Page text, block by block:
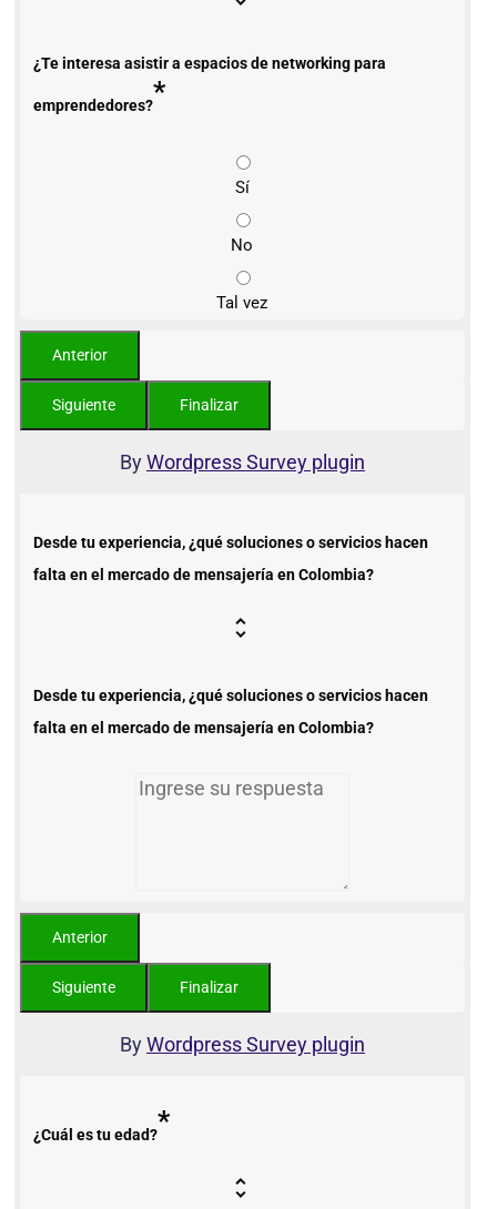
¿Te interesa asistir a espacios de networking para
emprendedores?*
Sí
No
Tal vez
ByWordpress Survey plugin
Desde tu experiencia, ¿qué soluciones o servicios hacen
falta en el mercado de mensajería en Colombia?
Desde tu experiencia, ¿qué soluciones o servicios hacen
falta en el mercado de mensajería en Colombia?
ByWordpress Survey plugin
¿Cuál es tu edad?*